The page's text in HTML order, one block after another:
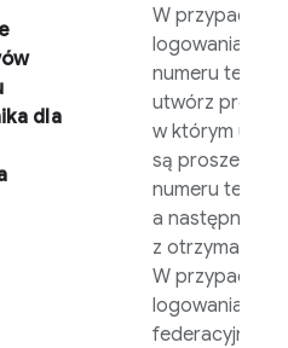
dla
W przypadku
logowania za
numeru
utwórz proces,
w którym
są proszeni o
numeru
a następnie
z otrzymanego
W przypadku
logowania
federacyjnego